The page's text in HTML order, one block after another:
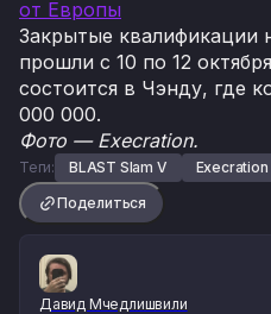
от Европы
Закрытые квалификации
прошли с 10 по 12
состоится в Чэнду, где
000 000.
Фото — Execration.
Теги: BLAST Slam V
Execration
Поделиться
Давид Мчедлишвили